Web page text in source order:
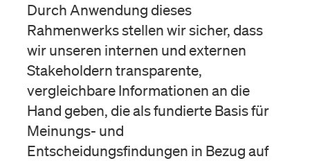
Durch Anwendung dieses
Rahmenwerks stellen wir sicher, dass
wir unseren internen und externen
Stakeholdern transparente,
vergleichbare Informationen an die
Hand geben, die als fundierte Basis für
Meinungs- und
Entscheidungsfindungen in Bezug auf